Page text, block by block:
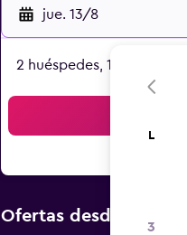
jue. 13/8
2 huéspedes, 1 habitación
Ofertas desde
L
3